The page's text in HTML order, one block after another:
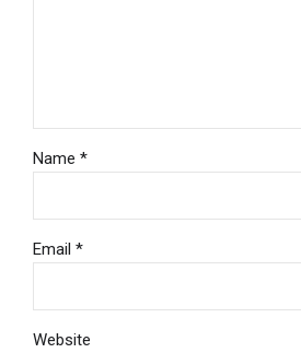
Name *
Email *
Website